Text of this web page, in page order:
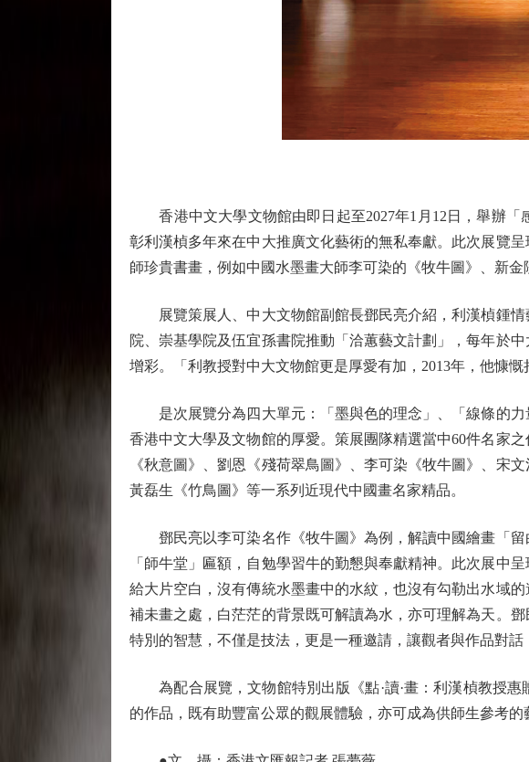
香港中文大學文物館由即日起至2027年1月12日，舉辦「
彰利漢楨多年來在中大推廣文化藝術的無私奉獻。此次展覽
師珍貴書畫，例如中國水墨畫大師李可染的《牧牛圖》、新
展覽策展人、中大文物館副館長鄧民亮介紹，利漢楨鍾情
院、崇基學院及伍宜孫書院推動「洽蕙藝文計劃」，每年於
增彩。「利教授對中大文物館更是厚愛有加，2013年，他慷
是次展覽分為四大單元：「墨與色的理念」、「線條的力
香港中文大學及文物館的厚愛。策展團隊精選當中60件名家
《秋意圖》、劉恩《殘荷翠鳥圖》、李可染《牧牛圖》、宋
黃磊生《竹鳥圖》等一系列近現代中國畫名家精品。
鄧民亮以李可染名作《牧牛圖》為例，解讀中國繪畫「留
「師牛堂」匾額，自勉學習牛的勤懇與奉獻精神。此次展中
給大片空白，沒有傳統水墨畫中的水紋，也沒有勾勒出水域
補未畫之處，白茫茫的背景既可解讀為水，亦可理解為天。
特別的智慧，不僅是技法，更是一種邀請，讓觀者與作品對話
為配合展覽，文物館特別出版《點·讀·畫：利漢楨教授惠
的作品，既有助豐富公眾的觀展體驗，亦可成為供師生參考